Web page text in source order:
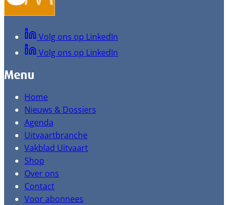
Volg ons op LinkedIn
Volg ons op LinkedIn
Menu
Home
Nieuws & Dossiers
Agenda
Uitvaartbranche
Vakblad Uitvaart
Shop
Over ons
Contact
Voor abonnees